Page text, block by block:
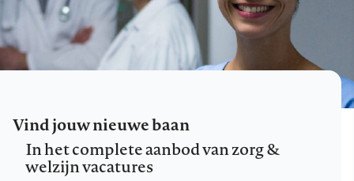
Vind jouw nieuwe baan
In het complete aanbod van zorg &
welzijn vacatures